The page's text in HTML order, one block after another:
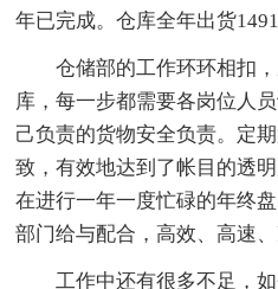
年已完成。仓库全年出货
仓储部的工作环环相扣，
库，每一步都需要各岗位人
己负责的货物安全负责。定
致，有效地达到了帐目的透
在进行一年一度忙碌的年终
部门给与配合，高效、高速、
工作中还有很多不足，如